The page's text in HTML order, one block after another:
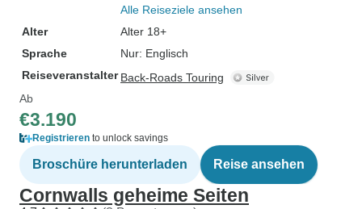
Alle Reiseziele ansehen
Alter
Alter 18+
Sprache
Nur: Englisch
Reiseveranstalter Back-Roads Touring
Ab
€3.190
Registrieren to unlock savings
Broschüre herunterladen Reise ansehen
Cornwalls geheime Seiten